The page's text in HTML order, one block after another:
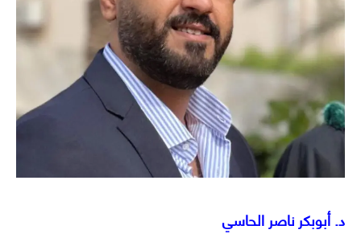
د. أبوبكر ناصر الحاسي